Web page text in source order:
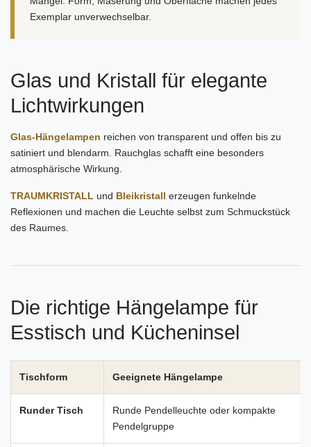
Exemplar unverwechselbar.
Glas und Kristall für elegante
Lichtwirkungen
Glas-Hängelampen reichen von transparent und offen bis zu
satiniert und blendarm. Rauchglas schafft eine besonders
atmosphärische Wirkung.
TRAUMKRISTALL und Bleikristall erzeugen funkelnde
Reflexionen und machen die Leuchte selbst zum Schmuckstück
des Raumes.
Die richtige Hängelampe für
Esstisch und Kücheninsel
Tischform Geeignete Hängelampe
Runder Tisch
Runde Pendelleuchte oder kompakte
Pendelgruppe